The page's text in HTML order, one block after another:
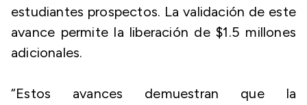
estudiantes prospectos. La validación de este
avance permite la liberación de $1.5 millones
adicionales.
“Estos avances demuestran que la